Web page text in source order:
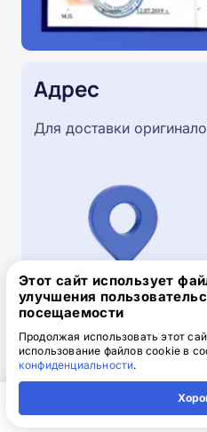
Адрес
Для доставки
Скачайте
Скачайте шаблон,
Этот сайт использует
улучшения
посещаемости
Продолжая использовать этот
использование файлов cookie в
конфиденциальности.